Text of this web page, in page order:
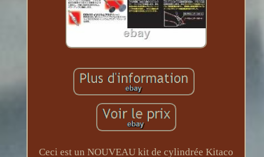
Ceci est un NOUVEAU kit de cylindrée Kitaco